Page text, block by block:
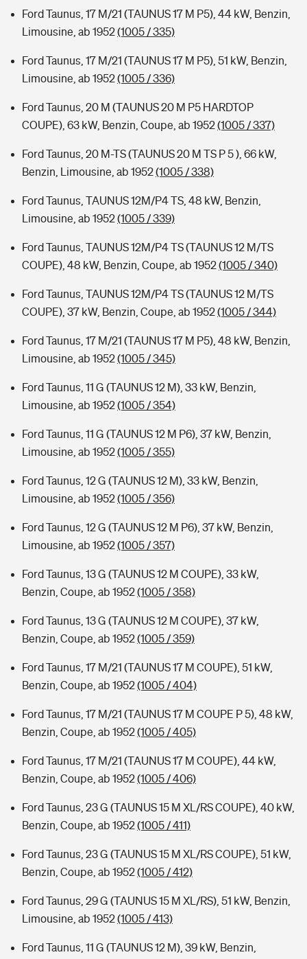
Ford Taunus, 17 M/21 (TAUNUS 17 M P5), 44 kW, Benzin,
Limousine, ab 1952(1005 / 335)
Ford Taunus, 17 M/21 (TAUNUS 17 M P5), 51 kW, Benzin,
Limousine, ab 1952(1005 / 336)
Ford Taunus, 20 M (TAUNUS 20 M P5 HARDTOP
COUPE), 63 kW, Benzin, Coupe, ab 1952(1005 / 337)
Ford Taunus, 20 M-TS (TAUNUS 20 M TS P 5 ), 66 kW,
Benzin, Limousine, ab 1952(1005 / 338)
Ford Taunus, TAUNUS 12M/P4 TS, 48 kW, Benzin,
Limousine, ab 1952(1005 / 339)
Ford Taunus, TAUNUS 12M/P4 TS (TAUNUS 12 M/TS
COUPE), 48 kW, Benzin, Coupe, ab 1952(1005 / 340)
Ford Taunus, TAUNUS 12M/P4 TS (TAUNUS 12 M/TS
COUPE), 37 kW, Benzin, Coupe, ab 1952(1005 / 344)
Ford Taunus, 17 M/21 (TAUNUS 17 M P5), 48 kW, Benzin,
Limousine, ab 1952(1005 / 345)
Ford Taunus, 11 G (TAUNUS 12 M), 33 kW, Benzin,
Limousine, ab 1952(1005 / 354)
Ford Taunus, 11 G (TAUNUS 12 M P6), 37 kW, Benzin,
Limousine, ab 1952(1005 / 355)
Ford Taunus, 12 G (TAUNUS 12 M), 33 kW, Benzin,
Limousine, ab 1952(1005 / 356)
Ford Taunus, 12 G (TAUNUS 12 M P6), 37 kW, Benzin,
Limousine, ab 1952(1005 / 357)
Ford Taunus, 13 G (TAUNUS 12 M COUPE), 33 kW,
Benzin, Coupe, ab 1952(1005 / 358)
Ford Taunus, 13 G (TAUNUS 12 M COUPE), 37 kW,
Benzin, Coupe, ab 1952(1005 / 359)
Ford Taunus, 17 M/21 (TAUNUS 17 M COUPE), 51 kW,
Benzin, Coupe, ab 1952(1005 / 404)
Ford Taunus, 17 M/21 (TAUNUS 17 M COUPE P 5), 48 kW,
Benzin, Coupe, ab 1952(1005 / 405)
Ford Taunus, 17 M/21 (TAUNUS 17 M COUPE), 44 kW,
Benzin, Coupe, ab 1952(1005 / 406)
Ford Taunus, 23 G (TAUNUS 15 M XL/RS COUPE), 40 kW,
Benzin, Coupe, ab 1952(1005 / 411)
Ford Taunus, 23 G (TAUNUS 15 M XL/RS COUPE), 51 kW,
Benzin, Coupe, ab 1952(1005 / 412)
Ford Taunus, 29 G (TAUNUS 15 M XL/RS), 51 kW, Benzin,
Limousine, ab 1952(1005 / 413)
Ford Taunus, 11 G (TAUNUS 12 M), 39 kW, Benzin,